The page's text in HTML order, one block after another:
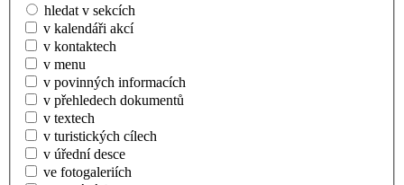
hledat v sekcích
v kalendáři akcí
v kontaktech
v menu
v povinných informacích
v přehledech dokumentů
v textech
v turistických cílech
v úřední desce
ve fotogaleriích